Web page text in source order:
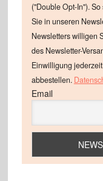
("Double Opt-In").
Sie in unseren
Newsletters willigen
des Newsletter-
Einwilligung
abbestellen.
Email